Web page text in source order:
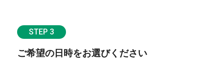
STEP 3
ご希望の日時をお選びください